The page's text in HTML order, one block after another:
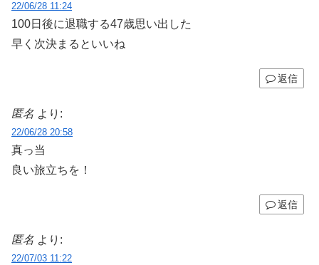
22/06/28 11:24
100日後に退職する47歳思い出した
早く次決まるといいね
返信
匿名 より:
22/06/28 20:58
真っ当
良い旅立ちを！
返信
匿名 より:
22/07/03 11:22